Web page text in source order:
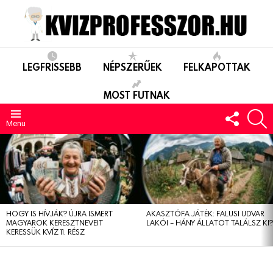
LEGFRISSEBB NÉPSZERŰEK FELKAPOTTAK
MOST FUTNAK
Menu
US
LEGUTÓBBIAK
HOGY IS HÍVJÁK? ÚJRA ISMERT
MAGYAROK KERESZTNEVEIT
KERESSÜK KVÍZ 11. RÉSZ
AKASZTÓFA JÁTÉK: FALUSI UDVAR
LAKÓI – HÁNY ÁLLATOT TALÁLSZ KI?